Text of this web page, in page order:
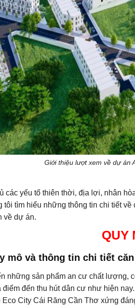
Giới thiệu lượt xem về dự án
các yếu tố thiên thời, địa lợi, nhân
tôi tìm hiểu những thông tin chi tiết
về dự án.
QUY
mô và thông tin chi tiết
những sản phẩm an cư chất lượng,
đến thu hút dân cư như hiện
City Cái Răng Cần Thơ xứng